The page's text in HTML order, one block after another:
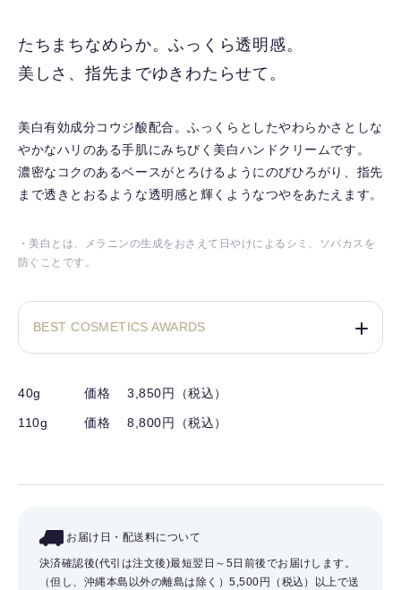
除
る
たちまちなめらか。ふっくら透明感。
美しさ、指先までゆきわたらせて。
美白有効成分コウジ酸配合。ふっくらとしたやわらかさとしな
やかなハリのある手肌にみちびく美白ハンドクリームです。
濃密なコクのあるベースがとろけるようにのびひろがり、指先
まで透きとおるような透明感と輝くようなつやをあたえます。
・美白とは、メラニンの生成をおさえて日やけによるシミ、ソバカスを
防ぐことです。
BEST COSMETICS AWARDS
40g 価格 3,850円（税込）
110g 価格 8,800円（税込）
お届け日・配送料について
決済確認後(代引は注文後)最短翌日～5日前後でお届けします。
（但し、沖縄本島以外の離島は除く）5,500円（税込）以上で送